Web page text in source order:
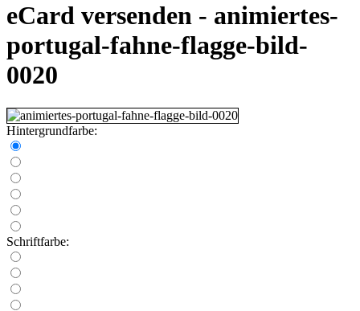
eCard versenden - animiertes-
portugal-fahne-flagge-bild-
0020
Hintergrundfarbe:
Schriftfarbe: